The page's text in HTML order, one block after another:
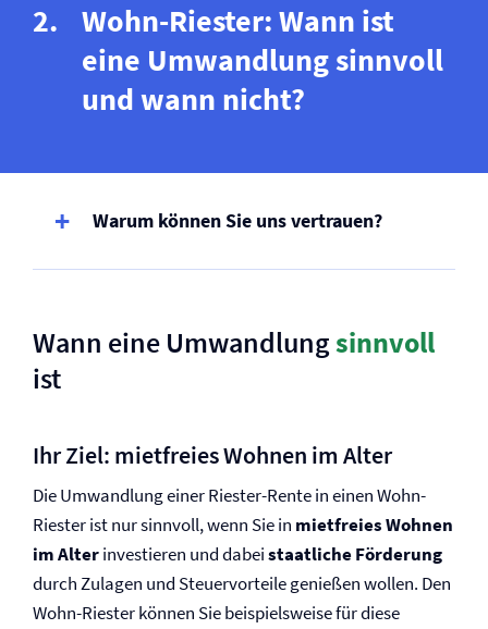
Wohn-Riester: Wann ist
eine Umwandlung sinnvoll
und wann nicht?
Warum können Sie uns vertrauen?
Wann eine Umwandlungsinnvoll
ist
Ihr Ziel: mietfreies Wohnen im Alter
Die Umwandlung einer Riester-Rente in einen Wohn-
Riester ist nur sinnvoll, wenn Sie in mietfreies Wohnen
im Alterinvestieren und dabeistaatliche Förderung
durch Zulagen und Steuervorteile genießen wollen. Den
Wohn-Riester können Sie beispielsweise für diese